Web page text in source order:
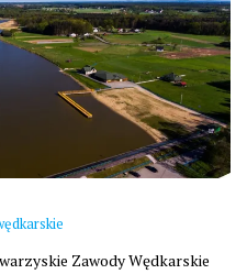
Zawody Wędkarskie